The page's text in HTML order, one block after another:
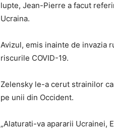
lupte, Jean-Pierre a facut
Ucraina.
Avizul, emis inainte de invazia
riscurile COVID-19.
Zelensky le-a cerut strainilor
pe unii din Occident.
„Alaturati-va apararii Ucrainei,